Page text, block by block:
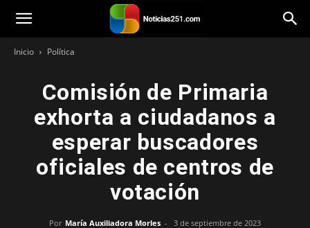
Noticias251
Inicio Política
Comisión de Primaria
exhorta a ciudadanos a
esperar buscadores
oficiales de centros de
votación
Por María Auxiliadora Morles - 3 de septiembre de 2023